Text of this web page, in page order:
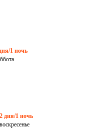
1 ночь
дня/1 ночь